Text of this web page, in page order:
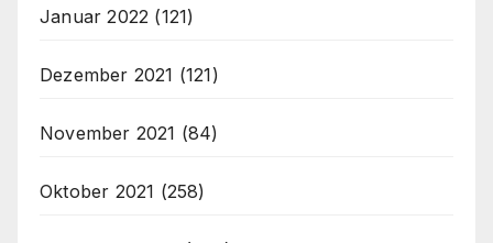
Januar 2022 (121)
Dezember 2021 (121)
November 2021 (84)
Oktober 2021 (258)